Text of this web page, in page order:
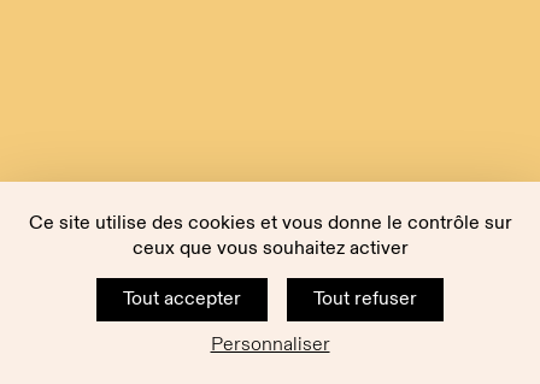
Ce site utilise des cookies et vous donne le contrôle sur
ceux que vous souhaitez activer
Tout accepter
Tout refuser
Personnaliser